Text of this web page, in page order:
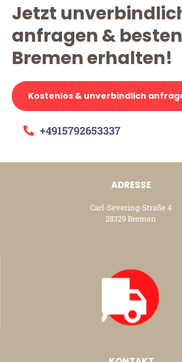
Jetzt
anfragen &
Bremen erhalten!
Kostenlos & unverbindlich
+4915792653337
ADRESSE
Carl-Severing-Straße 4
28329 Bremen